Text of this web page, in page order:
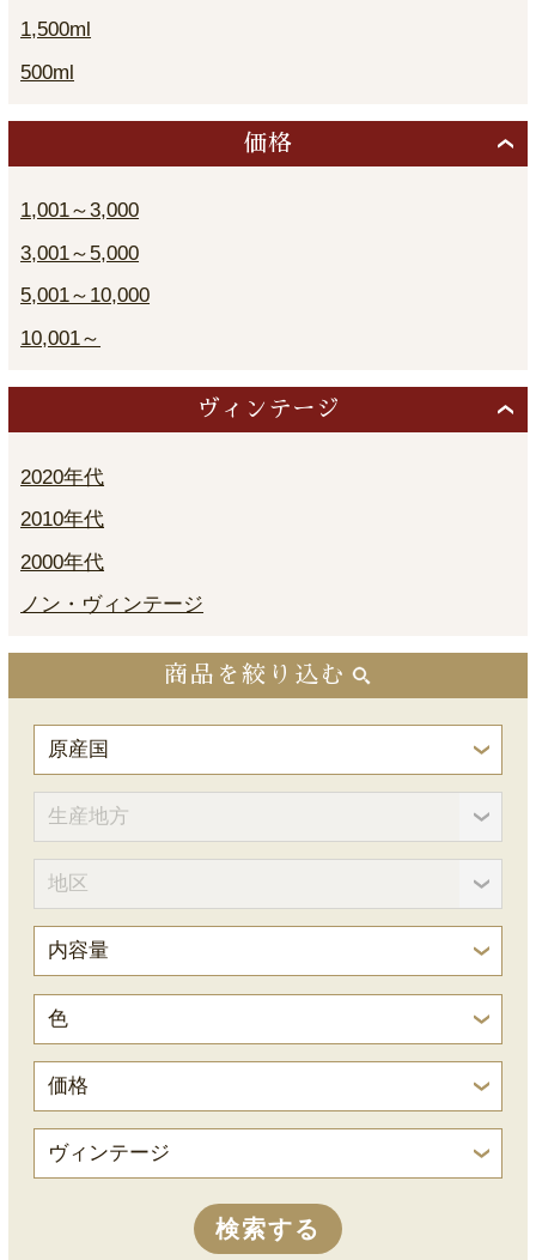
1,500ml
500ml
価格
1,001～3,000
3,001～5,000
5,001～10,000
10,001～
ヴィンテージ
2020年代
2010年代
2000年代
ノン・ヴィンテージ
商品を絞り込む